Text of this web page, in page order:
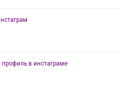
в инстаграме